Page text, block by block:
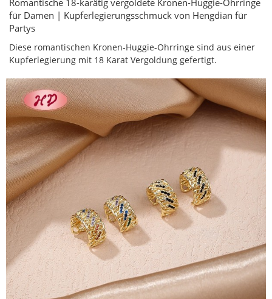
Romantische 18-karätig vergoldete Kronen-Huggie-Ohrringe
für Damen | Kupferlegierungsschmuck von Hengdian für
Partys
Diese romantischen Kronen-Huggie-Ohrringe sind aus einer
Kupferlegierung mit 18 Karat Vergoldung gefertigt.